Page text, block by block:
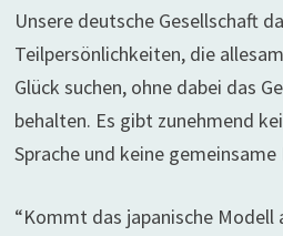
Unsere deutsche Gesellschaft
Teilpersönlichkeiten, die
Glück suchen, ohne dabei das
behalten. Es gibt zunehmend
Sprache und keine
“Kommt das japanische Modell